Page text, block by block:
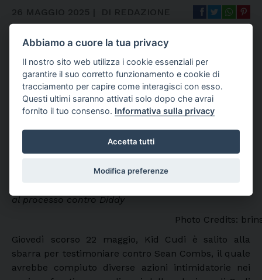
26 MAGGIO 2025 | DI REDAZIONE
al processo contro Diddy
Photo Credits:
Giovedì scorso 22 maggio, Kid Cudi è salito alla
sbarra per testimoniare contro Sean Combs, il quale
avrebbe compiuto diverse azioni intimidatorie nei
Abbiamo a cuore la tua privacy
Il nostro sito web utilizza i cookie essenziali per
garantire il suo corretto funzionamento e cookie di
tracciamento per capire come interagisci con esso.
Questi ultimi saranno attivati solo dopo che avrai
fornito il tuo consenso. Informativa sulla privacy
Accetta tutti
Modifica preferenze